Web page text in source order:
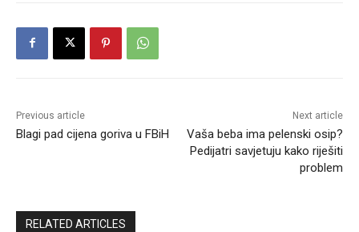
Previous article
Blagi pad cijena goriva u FBiH
Next article
Vaša beba ima pelenski osip?
Pedijatri savjetuju kako riješiti
problem
RELATED ARTICLES